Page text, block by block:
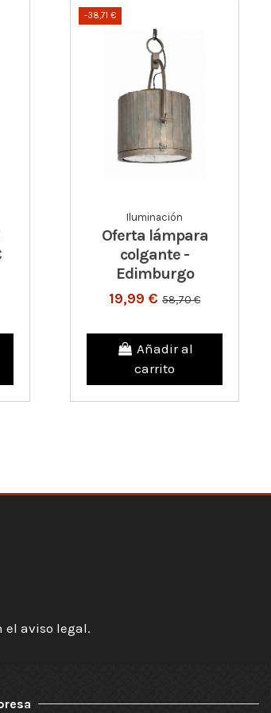
-38,71 €
Iluminación
Oferta lámpara
colgante -
Edimburgo
19,99 €58,70 €
Añadir al
carrito
el aviso legal.